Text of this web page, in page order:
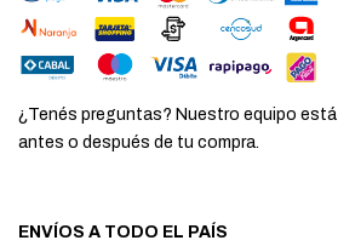
¿Tenés preguntas? Nuestro equipo
antes o después de tu compra.
ENVÍOS A TODO EL PAÍS